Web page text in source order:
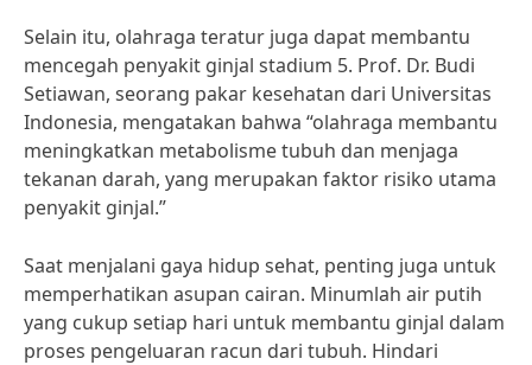
Selain itu, olahraga teratur juga dapat membantu
mencegah penyakit ginjal stadium 5. Prof. Dr. Budi
Setiawan, seorang pakar kesehatan dari Universitas
Indonesia, mengatakan bahwa “olahraga membantu
meningkatkan metabolisme tubuh dan menjaga
tekanan darah, yang merupakan faktor risiko utama
penyakit ginjal.”
Saat menjalani gaya hidup sehat, penting juga untuk
memperhatikan asupan cairan. Minumlah air putih
yang cukup setiap hari untuk membantu ginjal dalam
proses pengeluaran racun dari tubuh. Hindari